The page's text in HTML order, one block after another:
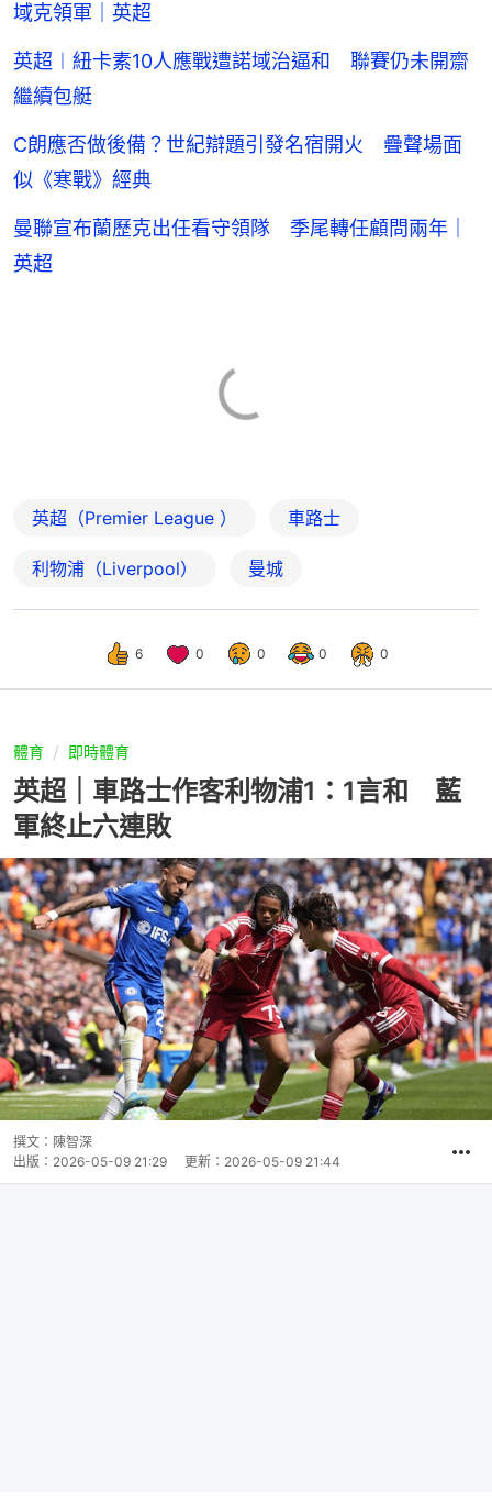
域克領軍｜英超
英超︱紐卡素10人應戰遭諾域治逼和 聯賽仍未開齋
繼續包艇
C朗應否做後備？世紀辯題引發名宿開火 疊聲場面
似《寒戰》經典
曼聯宣布蘭歷克出任看守領隊 季尾轉任顧問兩年｜
英超
英超（Premier League ） 車路士
利物浦（Liverpool） 曼城
6 0 0 0 0
體育 即時體育
英超｜車路士作客利物浦1：1言和 藍
軍終止六連敗
撰文： 陳智深
出版： 2026-05-09 21:29 更新： 2026-05-09 21:44